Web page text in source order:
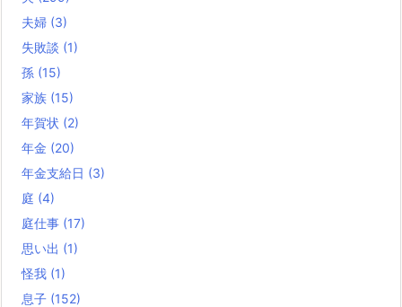
夫婦 (3)
失敗談 (1)
孫 (15)
家族 (15)
年賀状 (2)
年金 (20)
年金支給日 (3)
庭 (4)
庭仕事 (17)
思い出 (1)
怪我 (1)
息子 (152)